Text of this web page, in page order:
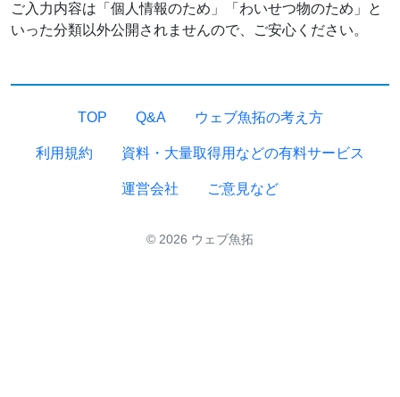
ご入力内容は「個人情報のため」「わいせつ物のため」と
いった分類以外公開されませんので、ご安心ください。
TOP Q&A ウェブ魚拓の考え方
利用規約 資料・大量取得用などの有料サービス
運営会社 ご意見など
© 2026 ウェブ魚拓